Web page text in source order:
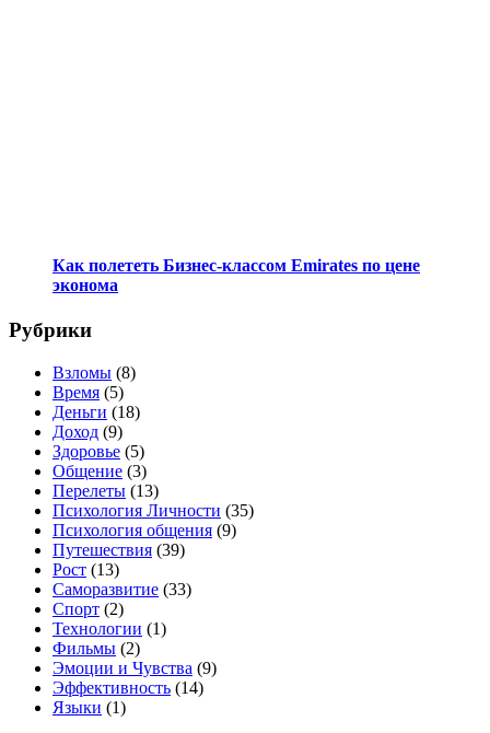
Как полететь Бизнес-классом Emirates по цене
эконома
Рубрики
Взломы (8)
Время (5)
Деньги (18)
Доход (9)
Здоровье (5)
Общение (3)
Перелеты (13)
Психология Личности (35)
Психология общения (9)
Путешествия (39)
Рост (13)
Саморазвитие (33)
Спорт (2)
Технологии (1)
Фильмы (2)
Эмоции и Чувства (9)
Эффективность (14)
Языки (1)